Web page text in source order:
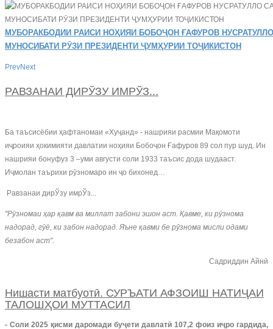
МУБОРАКБОДИИ РАИСИ НОҲИЯИ БОБОҶОН ҒАФУРОВ
МУНОСИБАТИ РӮЗИ ПРЕЗИДЕНТИ ҶУМҲУРИИ ТОҶИКИСТОН
PrevNext
РАВЗАНАИ ДИРЎЗУ ИМРЎЗ...
Ба таъсисёбии ҳафтаномаи «Хуҷанд» - нашрияи расмии Мақомоти
иҷроияи ҳокимияти давлатии ноҳияи Бобоҷон Ғафуров 89 сол пур шуд. Ин
нашрияи бонуфуз 3 –уми августи соли 1933 таъсис дода шудааст.
Иҷмолан таърихи рӯзномаро ин ҷо бихонед…
Равзанаи дирЎзу имрЎз...
"Рӯзномаи ҳар қавм ва миллат забони эшон аст. Қавме, ки рӯзнома
надорад, гӯё, ки забон надорад. Яъне қавми бе рӯзнома мисли одами
безабон аст".
Садриддин Айнӣ
Нишасти матбуотӣ. СУРЪАТИ АФЗОИШ НАТИҶАИ
ТАЛОШҲОИ МУТТАСИЛ
- Соли 2025 қисми даромади буҷети давлатӣ 107,2 фоиз иҷро гардида,